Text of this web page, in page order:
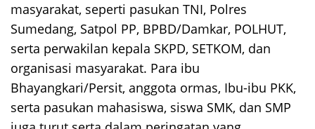
masyarakat, seperti pasukan TNI, Polres
Sumedang, Satpol PP, BPBD/Damkar, POLHUT,
serta perwakilan kepala SKPD, SETKOM, dan
organisasi masyarakat. Para ibu
Bhayangkari/Persit, anggota ormas, Ibu-ibu PKK,
serta pasukan mahasiswa, siswa SMK, dan SMP